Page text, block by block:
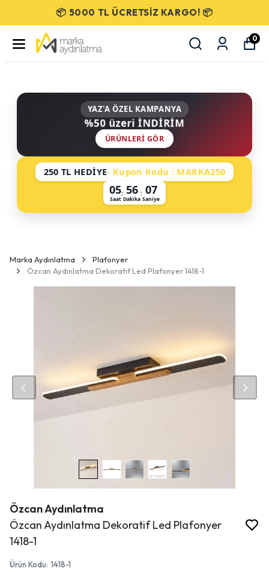
📦 5000 TL ÜCRETSİZ KARGO! 📦
0
YAZ'A ÖZEL KAMPANYA
%50 üzeri İNDİRİM
ÜRÜNLERI GÖR
250 TL HEDİYE- Kupon Kodu : MARKA250
05
Saat
: 56
Dakika
: 06
Saniye
Marka Aydınlatma
Plafonyer
Özcan Aydınlatma Dekoratif Led Plafonyer 1418-1
Özcan Aydınlatma
Özcan Aydınlatma Dekoratif Led Plafonyer
1418-1
Ürün Kodu: 1418-1